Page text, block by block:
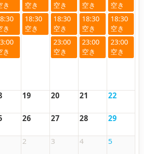
18:30 18:30
23:00
18:30
23:00
18:30
23:00
19 20 21 22
26 27 28 29
2 3 4 5